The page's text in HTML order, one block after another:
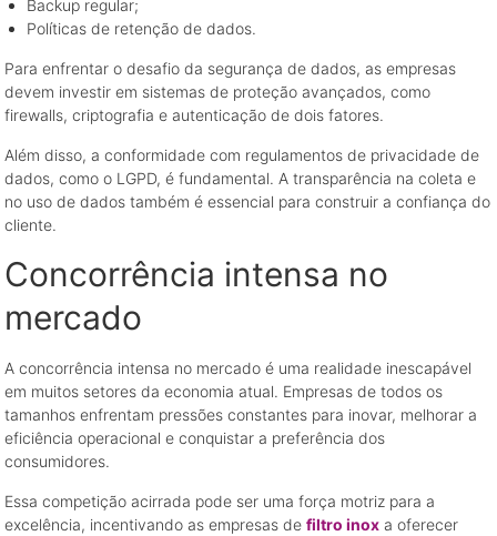
Backup regular;
Políticas de retenção de dados.
Para enfrentar o desafio da segurança de dados, as empresas
devem investir em sistemas de proteção avançados, como
firewalls, criptografia e autenticação de dois fatores.
Além disso, a conformidade com regulamentos de privacidade de
dados, como o LGPD, é fundamental. A transparência na coleta e
no uso de dados também é essencial para construir a confiança do
cliente.
Concorrência intensa no
mercado
A concorrência intensa no mercado é uma realidade inescapável
em muitos setores da economia atual. Empresas de todos os
tamanhos enfrentam pressões constantes para inovar, melhorar a
eficiência operacional e conquistar a preferência dos
consumidores.
Essa competição acirrada pode ser uma força motriz para a
excelência, incentivando as empresas defiltro inox a oferecer